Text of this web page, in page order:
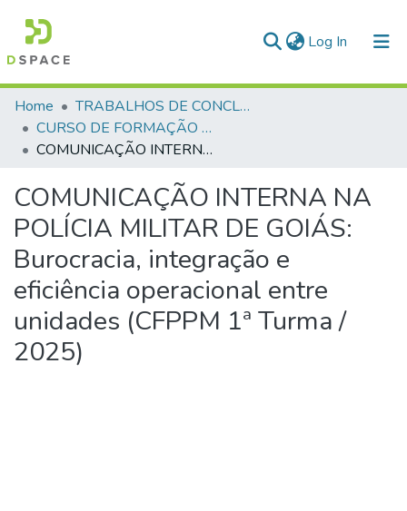
Log In (current)
Communities & Collections
All of DSpace
Home
TRABALHOS DE CONCLUSÃO DE CURSO - CFP (CURSO DE FORMAÇÃO DE PRAÇAS)
CURSO DE FORMAÇÃO DE PRAÇAS - CFP- 2025 - 1ª Turma
COMUNICAÇÃO INTERNA NA POLÍCIA MILITAR DE GOIÁS: Burocracia, integração e eficiência operacional entre unidades (CFPPM 1ª Turma / 2025)
COMUNICAÇÃO INTERNA NA
POLÍCIA MILITAR DE GOIÁS:
Burocracia, integração e
eficiência operacional entre
unidades (CFPPM 1ª Turma /
2025)